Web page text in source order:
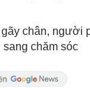
chân, người
chăm sóc